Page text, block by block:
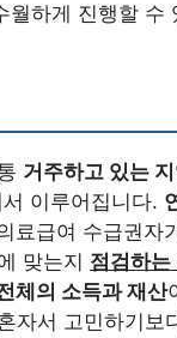
월하게 진행할 수
거주하고 있는
이루어집니다.
료급여 수급권자
맞는지 점검하는
체의 소득과 재산
자서 고민하기보